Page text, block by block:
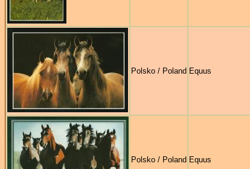
Polsko / Poland Equus
Polsko / Poland Equus